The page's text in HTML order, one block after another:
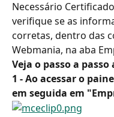
Necessário
verifique se as
corretas, dentro das
Webmania, na aba
Veja o passo a passo
1 - Ao acessar o
em seguida em